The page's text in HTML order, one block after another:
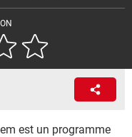
est un programme